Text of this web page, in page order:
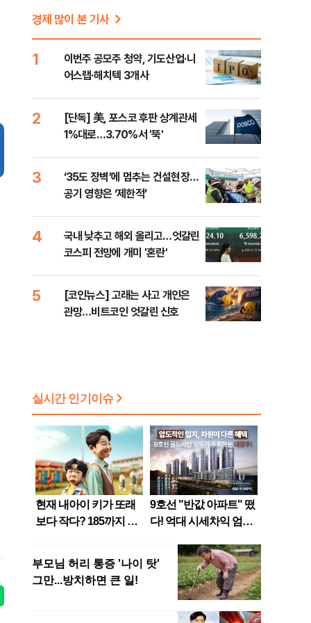
경제 많이 본 기사
1
이번주 공모주 청약, 기도산업·니
어스랩·해치텍 3개사
2
[단독] 美, 포스코 후판 상계관세
1%대로…3.70%서 '뚝'
3
‘35도 장벽’에 멈추는 건설현장…
공기 영향은 ‘제한적’
4
국내 낮추고 해외 올리고…엇갈린
코스피 전망에 개미 '혼란'
5
[코인뉴스] 고래는 사고 개인은
관망…비트코인 엇갈린 신호